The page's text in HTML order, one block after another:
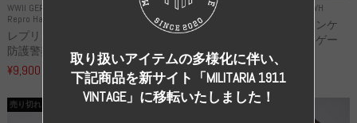
WWII GERMANY
Repro Hat and Cap Police and other
レプリカ ドイツ秩序警察 都市
防護警察 クラッシュキャップ...
¥9,900 （税込）
WWII GERMANY Repro Uniforms WH
レプリカ ミヒャエル・ヤンケ
製 国家元帥 ヘルマン・ゲー
リ...
¥55,000 （税込）
売り切れ 売り切れ
取り扱いアイテムの多様化に伴い、
下記商品を新サイト「MILITARIA 1911
VINTAGE」に移転いたしました！